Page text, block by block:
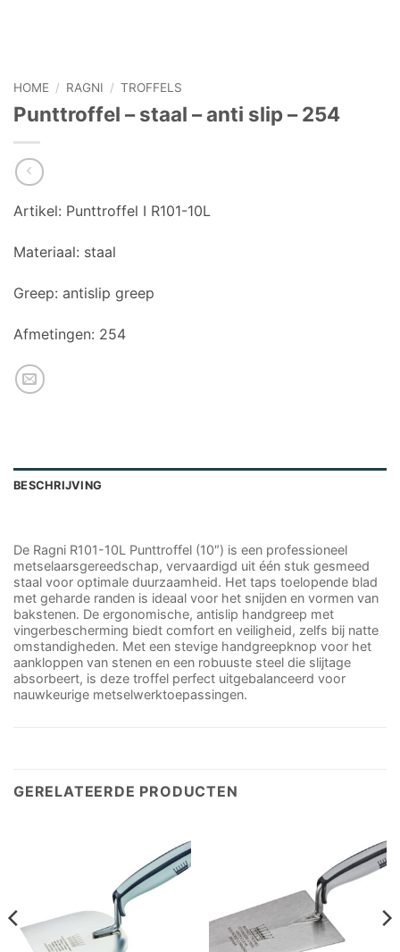
HOME / RAGNI / TROFFELS
Punttroffel – staal – anti slip – 254
Artikel: Punttroffel I R101-10L
Materiaal: staal
Greep: antislip greep
Afmetingen: 254
BESCHRIJVING
De Ragni R101-10L Punttroffel (10″) is een professioneel
metselaarsgereedschap, vervaardigd uit één stuk gesmeed
staal voor optimale duurzaamheid. Het taps toelopende blad
met geharde randen is ideaal voor het snijden en vormen van
bakstenen. De ergonomische, antislip handgreep met
vingerbescherming biedt comfort en veiligheid, zelfs bij natte
omstandigheden. Met een stevige handgreepknop voor het
aankloppen van stenen en een robuuste steel die slijtage
absorbeert, is deze troffel perfect uitgebalanceerd voor
nauwkeurige metselwerktoepassingen.
GERELATEERDE PRODUCTEN